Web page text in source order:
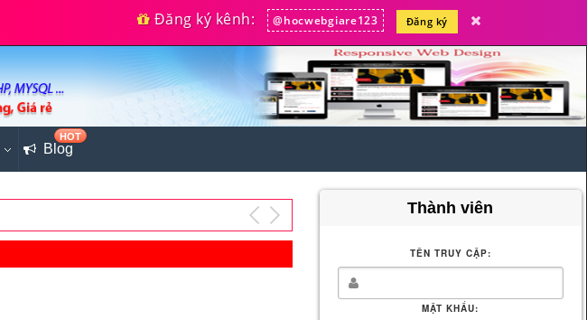
Đăng ký kênh: @hocwebgiare123 Đăng ký
Blog
HOT
Thành viên
TÊN TRUY CẬP:
MẬT KHẨU: